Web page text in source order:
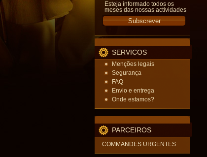
Esteja informado todos os
meses das nossas actividades
SERVICOS
Menções legais
Segurança
FAQ
Envio e entrega
Onde estamos?
PARCEIROS
COMMANDES URGENTES